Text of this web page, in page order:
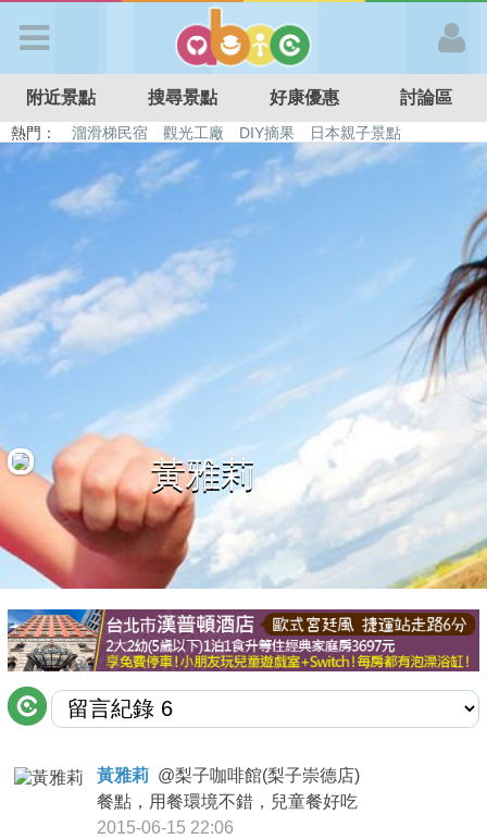
APP登入
首 頁
搜尋景點
好康優惠
最新留言
商家合作
推薦景點
討論區
聯絡我們
APP下載
附近景點 搜尋景點 好康優惠 討論區
熱門： 溜滑梯民宿 觀光工廠 DIY摘果
日本親子景點
特色遊戲場
親子住房優惠 台北親子餐廳 溫泉泡湯SPA
黃雅莉
黃雅莉 @梨子咖啡館(梨子崇德店)
餐點，用餐環境不錯，兒童餐好吃
2015-06-15 22:06